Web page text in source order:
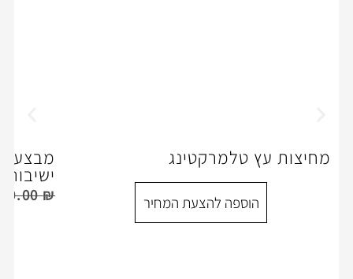
להצעת המחיר
מבצע מיוחד לסוף
ישיבות -יסעור שחור
550.00